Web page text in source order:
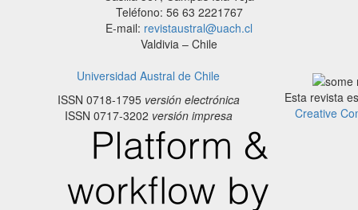
Teléfono: 56 63 2221767
E-mail: revistaustral@uach.cl
Valdivia – Chile
Universidad Austral de Chile
ISSN 0718-1795versión electrónica
ISSN 0717-3202 versión impresa
Esta revista
Creative